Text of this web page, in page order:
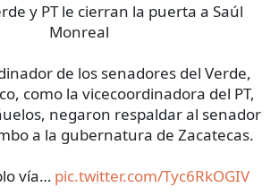
y PT le cierran la puerta a Saúl
Monreal
de los senadores del Verde,
como la vicecoordinadora del PT,
negaron respaldar al senador
a la gubernatura de Zacatecas.
vía… pic.twitter.com/Tyc6RkOGIV